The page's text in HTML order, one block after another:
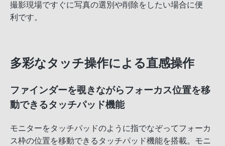
撮影現場ですぐに写真の選別や削除をしたい場合に便
利です。
多彩なタッチ操作による直感操作
ファインダーを覗きながらフォーカス位置を移
動できるタッチパッド機能
モニターをタッチパッドのように指でなぞってフォーカ
ス枠の位置を移動できるタッチパッド機能を搭載。モニ